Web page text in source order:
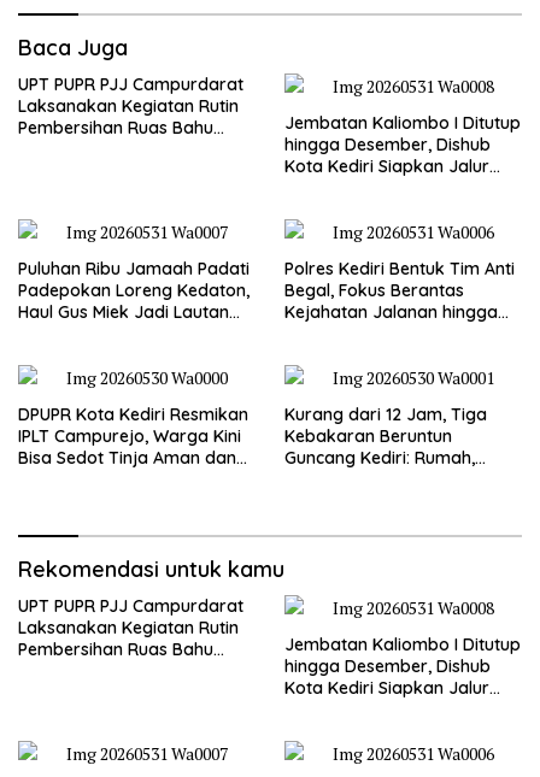
Baca Juga
UPT PUPR PJJ Campurdarat
Laksanakan Kegiatan Rutin
Pembersihan Ruas Bahu
Jembatan Kaliombo I Ditutup
hingga Desember, Dishub
Kota Kediri Siapkan Jalur
Puluhan Ribu Jamaah Padati
Padepokan Loreng Kedaton,
Haul Gus Miek Jadi Lautan
Polres Kediri Bentuk Tim Anti
Begal, Fokus Berantas
Kejahatan Jalanan hingga
DPUPR Kota Kediri Resmikan
IPLT Campurejo, Warga Kini
Bisa Sedot Tinja Aman dan
Kurang dari 12 Jam, Tiga
Kebakaran Beruntun
Guncang Kediri: Rumah,
Rekomendasi untuk kamu
UPT PUPR PJJ Campurdarat
Laksanakan Kegiatan Rutin
Pembersihan Ruas Bahu
Jembatan Kaliombo I Ditutup
hingga Desember, Dishub
Kota Kediri Siapkan Jalur